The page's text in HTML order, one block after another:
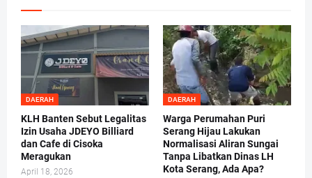
DAERAH
KLH Banten Sebut Legalitas
Izin Usaha JDEYO Billiard
dan Cafe di Cisoka
Meragukan
April 18, 2026
DAERAH
Warga Perumahan Puri
Serang Hijau Lakukan
Normalisasi Aliran Sungai
Tanpa Libatkan Dinas LH
Kota Serang, Ada Apa?